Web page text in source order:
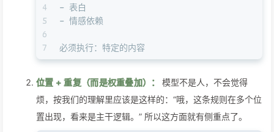
4
5
6
7
- 表白
- 情感依赖
必须执行：特定的内容
位置 + 重复（而是权重叠加）：
模型不是人，不会觉得
烦，按我们的理解里应该是这样的：“哦，这条规则在多个位
置出现，看来是主干逻辑。” 所以这方面就有侧重点了。